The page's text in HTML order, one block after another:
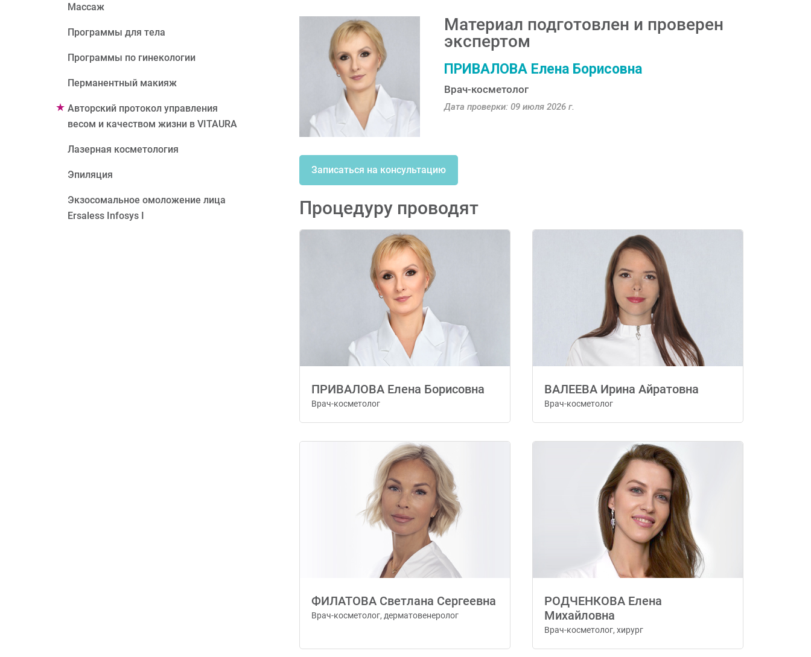
Материал подготовлен и проверен
экспертом
ПРИВАЛОВА Елена Борисовна
Врач-косметолог
Дата проверки: 09 июля 2026 г.
Записаться на консультацию
Процедуру проводят
ПРИВАЛОВА Елена Борисовна
Врач-косметолог
ВАЛЕЕВА Ирина Айратовна
Врач-косметолог
ФИЛАТОВА Светлана Сергеевна
Врач-косметолог, дерматовенеролог
РОДЧЕНКОВА Елена
Михайловна
Врач-косметолог, хирург
Массаж
Программы для тела
Программы по гинекологии
Перманентный макияж
Авторский протокол управления
весом и качеством жизни в VITAURA
Лазерная косметология
Эпиляция
Экзосомальное омоложение лица
Ersaless Infosys I